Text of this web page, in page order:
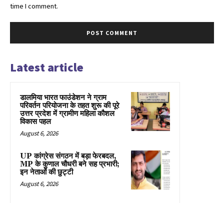
time I comment.
Latest article
डालमिया भारत फाउंडेशन ने ग्राम
परिवर्तन परियोजना के तहत शुरू की पूरे
उत्तर प्रदेश में ग्रामीण महिला कौशल
विकास पहल
August 6, 2026
UP कांग्रेस संगठन में बड़ा फेरबदल,
MP के कुणाल चौधरी बने सह प्रभारी;
इन नेताओं की छुट्टी
August 6, 2026